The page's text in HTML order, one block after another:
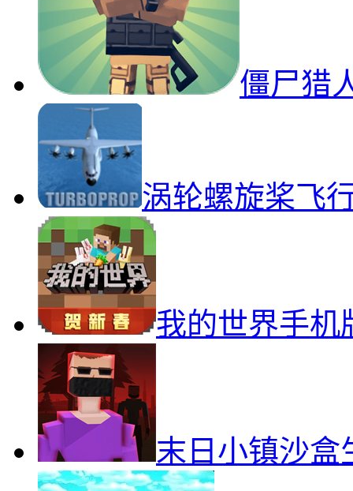
僵尸猎
涡轮螺旋桨飞
我的世界手机
末日小镇沙盒